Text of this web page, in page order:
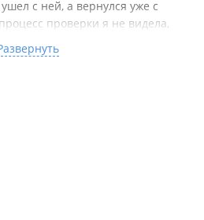
с ней, а вернулся уже с
проверки я не видела,
с нанесенной краской) в